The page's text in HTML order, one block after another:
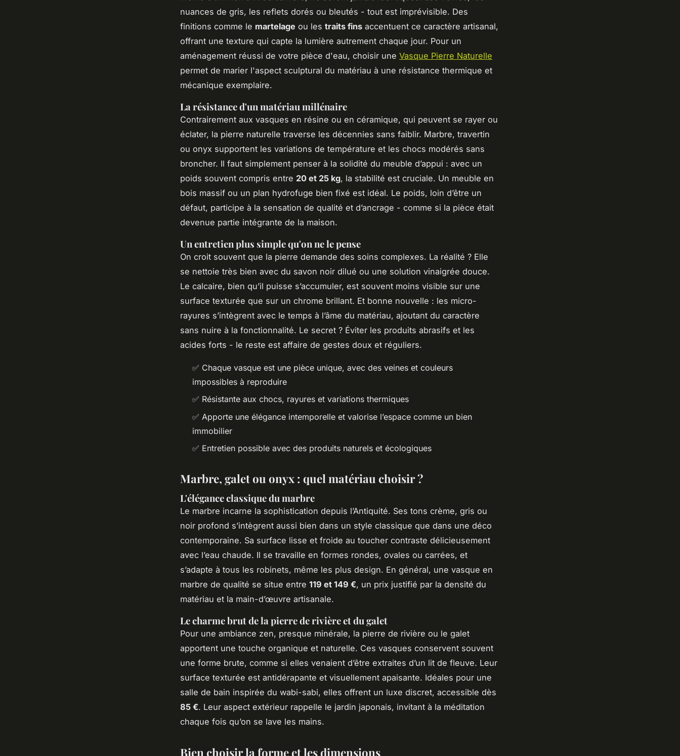
nuances de gris, les reflets dorés ou bleutés - tout est imprévisible. Des
finitions comme le martelage ou les traits fins accentuent ce caractère artisanal,
offrant une texture qui capte la lumière autrement chaque jour. Pour un
aménagement réussi de votre pièce d'eau, choisir une Vasque Pierre Naturelle
permet de marier l'aspect sculptural du matériau à une résistance thermique et
mécanique exemplaire.
La résistance d'un matériau millénaire
Contrairement aux vasques en résine ou en céramique, qui peuvent se rayer ou
éclater, la pierre naturelle traverse les décennies sans faiblir. Marbre, travertin
ou onyx supportent les variations de température et les chocs modérés sans
broncher. Il faut simplement penser à la solidité du meuble d’appui : avec un
poids souvent compris entre 20 et 25 kg, la stabilité est cruciale. Un meuble en
bois massif ou un plan hydrofuge bien fixé est idéal. Le poids, loin d’être un
défaut, participe à la sensation de qualité et d’ancrage - comme si la pièce était
devenue partie intégrante de la maison.
Un entretien plus simple qu'on ne le pense
On croit souvent que la pierre demande des soins complexes. La réalité ? Elle
se nettoie très bien avec du savon noir dilué ou une solution vinaigrée douce.
Le calcaire, bien qu’il puisse s’accumuler, est souvent moins visible sur une
surface texturée que sur un chrome brillant. Et bonne nouvelle : les micro-
rayures s’intègrent avec le temps à l’âme du matériau, ajoutant du caractère
sans nuire à la fonctionnalité. Le secret ? Éviter les produits abrasifs et les
acides forts - le reste est affaire de gestes doux et réguliers.
✅ Chaque vasque est une pièce unique, avec des veines et couleurs
impossibles à reproduire
✅ Résistante aux chocs, rayures et variations thermiques
✅ Apporte une élégance intemporelle et valorise l’espace comme un bien
immobilier
✅ Entretien possible avec des produits naturels et écologiques
Marbre, galet ou onyx : quel matériau choisir ?
L'élégance classique du marbre
Le marbre incarne la sophistication depuis l’Antiquité. Ses tons crème, gris ou
noir profond s’intègrent aussi bien dans un style classique que dans une déco
contemporaine. Sa surface lisse et froide au toucher contraste délicieusement
avec l’eau chaude. Il se travaille en formes rondes, ovales ou carrées, et
s’adapte à tous les robinets, même les plus design. En général, une vasque en
marbre de qualité se situe entre 119 et 149 €, un prix justifié par la densité du
matériau et la main-d’œuvre artisanale.
Le charme brut de la pierre de rivière et du galet
Pour une ambiance zen, presque minérale, la pierre de rivière ou le galet
apportent une touche organique et naturelle. Ces vasques conservent souvent
une forme brute, comme si elles venaient d’être extraites d’un lit de fleuve. Leur
surface texturée est antidérapante et visuellement apaisante. Idéales pour une
salle de bain inspirée du wabi-sabi, elles offrent un luxe discret, accessible dès
85 €. Leur aspect extérieur rappelle le jardin japonais, invitant à la méditation
chaque fois qu’on se lave les mains.
Bien choisir la forme et les dimensions